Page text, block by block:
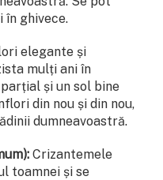
în ghivece.
elegante și
mulți ani în
și un sol bine
din nou și din nou,
dumneavoastră.
Crizantemele
toamnei și se